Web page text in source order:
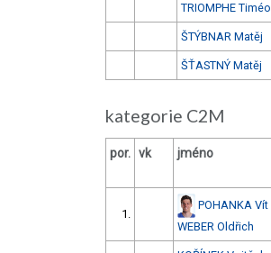
TRIOMPHE Timéo
ŠTÝBNAR Matěj
ŠŤASTNÝ Matěj
kategorie C2M
por. vk jméno
1.
POHANKA Vít
WEBER Oldřich